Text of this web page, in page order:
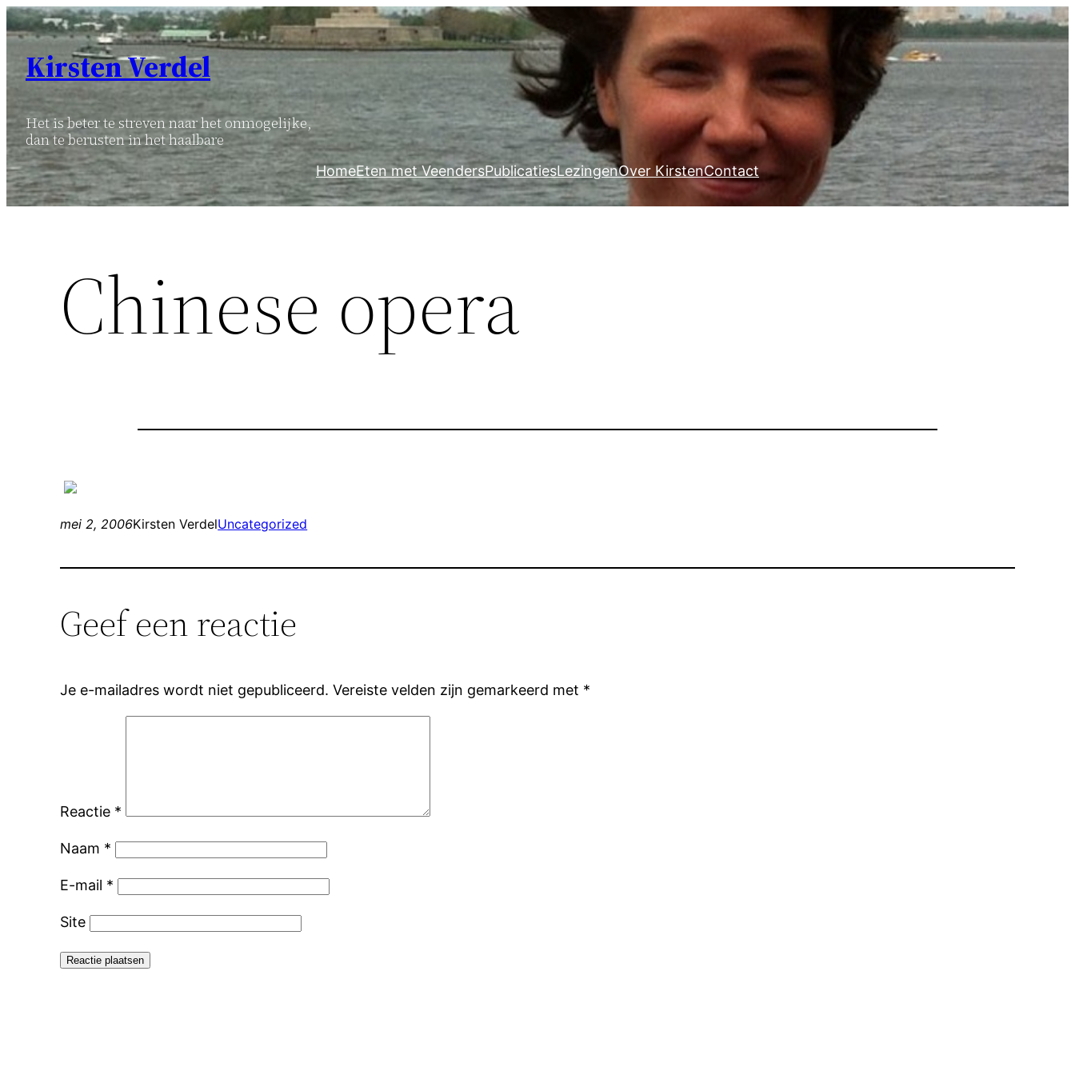
Ga
naar
inhoud
Kirsten Verdel
Het is beter te streven naar het onmogelijke,
dan te berusten in het haalbare
HomeEten met VeendersPublicatiesLezingenOver KirstenContact
Chinese opera
mei 2, 2006Kirsten VerdelUncategorized
Geef een reactie
Je e-mailadres wordt niet gepubliceerd. Vereiste velden zijn gemarkeerd met *
Reactie *
Naam *
E-mail *
Site